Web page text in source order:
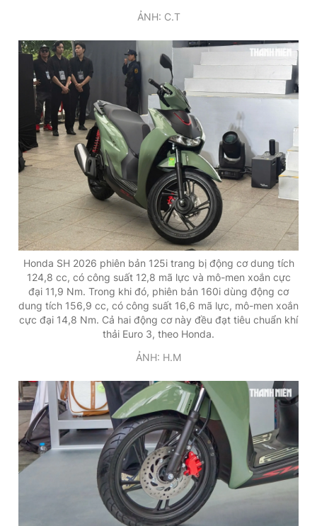
ẢNH: C.T
Honda SH 2026 phiên bản 125i trang bị động cơ dung tích
124,8 cc, có công suất 12,8 mã lực và mô-men xoắn cực
đại 11,9 Nm. Trong khi đó, phiên bản 160i dùng động cơ
dung tích 156,9 cc, có công suất 16,6 mã lực, mô-men xoắn
cực đại 14,8 Nm. Cả hai động cơ này đều đạt tiêu chuẩn khí
thải Euro 3, theo Honda.
ẢNH: H.M